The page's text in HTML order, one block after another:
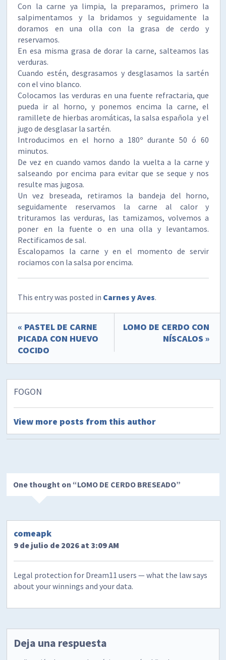
Con la carne ya limpia, la preparamos, primero la
salpimentamos y la bridamos y seguidamente la
doramos en una olla con la grasa de cerdo y
reservamos.
En esa misma grasa de dorar la carne, salteamos las
verduras.
Cuando estén, desgrasamos y desglasamos la sartén
con el vino blanco.
Colocamos las verduras en una fuente refractaria, que
pueda ir al horno, y ponemos encima la carne, el
ramillete de hierbas aromáticas, la salsa española y el
jugo de desglasar la sartén.
Introducimos en el horno a 180º durante 50 ó 60
minutos.
De vez en cuando vamos dando la vuelta a la carne y
salseando por encima para evitar que se seque y nos
resulte mas jugosa.
Un vez breseada, retiramos la bandeja del horno,
seguidamente reservamos la carne al calor y
trituramos las verduras, las tamizamos, volvemos a
poner en la fuente o en una olla y levantamos.
Rectificamos de sal.
Escalopamos la carne y en el momento de servir
rociamos con la salsa por encima.
This entry was posted in Carnes y Aves.
« PASTEL DE CARNE
PICADA CON HUEVO
COCIDO
LOMO DE CERDO CON
NÍSCALOS »
FOGON
View more posts from this author
One thought on “LOMO DE CERDO BRESEADO”
comeapk
9 de julio de 2026 at 3:09 AM
Legal protection for Dream11 users — what the law says
about your winnings and your data.
Deja una respuesta